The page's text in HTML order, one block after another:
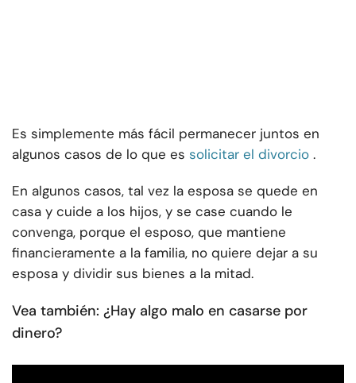
Es simplemente más fácil permanecer juntos en
algunos casos de lo que es solicitar el divorcio .
En algunos casos, tal vez la esposa se quede en
casa y cuide a los hijos, y se case cuando le
convenga, porque el esposo, que mantiene
financieramente a la familia, no quiere dejar a su
esposa y dividir sus bienes a la mitad.
Vea también: ¿Hay algo malo en casarse por
dinero?